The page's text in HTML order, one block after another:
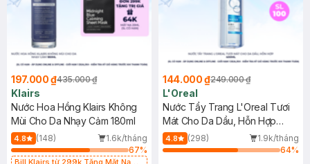
197.000 ₫435.000 ₫
Klairs
Nước Hoa Hồng Klairs Không
Mùi Cho Da Nhạy Cảm 180ml
4.8 (148)
1.6k/tháng
67%
Bill Klairs từ 299k Tặng Mặt Nạ
144.000 ₫249.000 ₫
L'Oreal
Nước Tẩy Trang L'Oreal Tươi
Mát Cho Da Dầu, Hỗn Hợp
400ml
4.8 (298)
1.9k/tháng
64%